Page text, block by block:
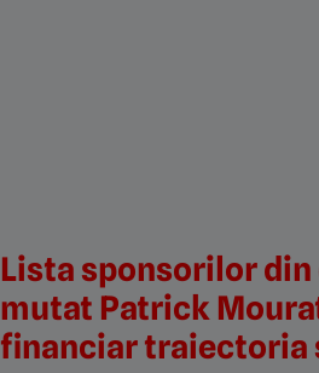
Lista sponsorilor din
mutat Patrick
financiar traiectoria